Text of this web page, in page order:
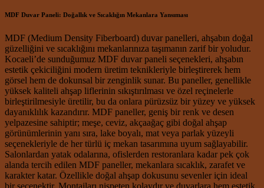
MDF Duvar Paneli: Doğallık ve Sıcaklığın Mekanlara Yansıması
MDF (Medium Density Fiberboard) duvar panelleri, ahşabın doğal
güzelliğini ve sıcaklığını mekanlarınıza taşımanın zarif bir yoludur.
Kocaeli’de sunduğumuz MDF duvar paneli seçenekleri, ahşabın
estetik çekiciliğini modern üretim teknikleriyle birleştirerek hem
görsel hem de dokunsal bir zenginlik sunar. Bu paneller, genellikle
yüksek kaliteli ahşap liflerinin sıkıştırılması ve özel reçinelerle
birleştirilmesiyle üretilir, bu da onlara pürüzsüz bir yüzey ve yüksek
dayanıklılık kazandırır. MDF paneller, geniş bir renk ve desen
yelpazesine sahiptir; meşe, ceviz, akçaağaç gibi doğal ahşap
görünümlerinin yanı sıra, lake boyalı, mat veya parlak yüzeyli
seçenekleriyle de her türlü iç mekan tasarımına uyum sağlayabilir.
Salonlardan yatak odalarına, ofislerden restoranlara kadar pek çok
alanda tercih edilen MDF paneller, mekanlara sıcaklık, zarafet ve
karakter katar. Özellikle doğal ahşap dokusunu sevenler için ideal
bir seçenektir. Montajları nispeten kolaydır ve duvarlara hem estetik